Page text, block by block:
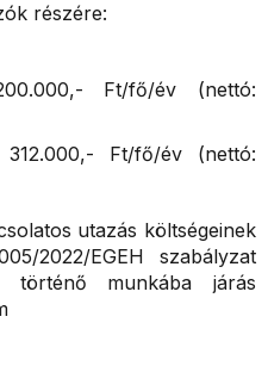
részére:
Ft/fő/év (nettó:
Ft/fő/év (nettó:
utazás költségeinek
2022/EGEH szabályzat
történő munkába járás